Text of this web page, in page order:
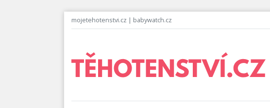
mojetehotenstvi.cz | babywatch.cz